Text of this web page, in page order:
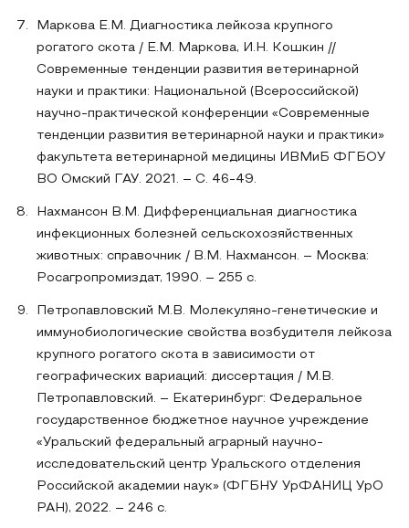
Маркова Е.М. Диагностика лейкоза крупного
рогатого скота / Е.М. Маркова, И.Н. Кошкин //
Современные тенденции развития ветеринарной
науки и практики: Национальной (Всероссийской)
научно-практической конференции «Современные
тенденции развития ветеринарной науки и практики»
факультета ветеринарной медицины ИВМиБ ФГБОУ
ВО Омский ГАУ. 2021. – С. 46-49.
Нахмансон В.М. Дифференциальная диагностика
инфекционных болезней сельскохозяйственных
животных: справочник / В.М. Нахмансон. – Москва:
Росагропромиздат, 1990. – 255 с.
Петропавловский М.В. Молекуляно-генетические и
иммунобиологические свойства возбудителя лейкоза
крупного рогатого скота в зависимости от
географических вариаций: диссертация / М.В.
Петропавловский. – Екатеринбург: Федеральное
государственное бюджетное научное учреждение
«Уральский федеральный аграрный научно-
исследовательский центр Уральского отделения
Российской академии наук» (ФГБНУ УрФАНИЦ УрО
РАН), 2022. – 246 с.